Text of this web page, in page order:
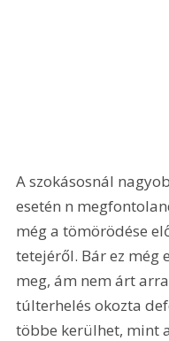
A szokásosnál
esetén n
még a tömörödése
tetejéről. Bár ez még
meg, ám nem árt
túlterhelés okozta
többe kerülhet, mint